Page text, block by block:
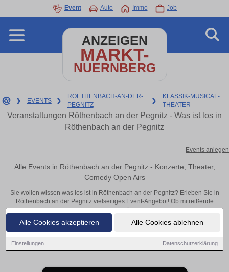
Alle Cookies akzeptieren Alle Cookies ablehnen
Einstellungen Datenschutzerklärung
Event Auto Immo Job
ANZEIGEN
MARKT-
NUERNBERG
❯ EVENTS ❯
ROETHENBACH-AN-DER-
PEGNITZ
❯
KLASSIK-MUSICAL-
THEATER
Veranstaltungen Röthenbach an der Pegnitz - Was ist los in
Röthenbach an der Pegnitz
Events anlegen
Alle Events in Röthenbach an der Pegnitz - Konzerte, Theater,
Comedy Open Airs
Sie wollen wissen was los ist in Röthenbach an der Pegnitz? Erleben Sie in
Röthenbach an der Pegnitz vielseitiges Event-Angebot! Ob mitreißende
Konzerte, inspirierende Theateraufführungen oder aufregende
Veranstaltungen in Röthenbach an der Pegnitz – hier finden alles im